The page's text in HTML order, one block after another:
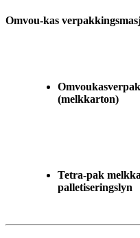
Omvou-kas
(melkkarton)
Tetra-pak
palletiseringslyn